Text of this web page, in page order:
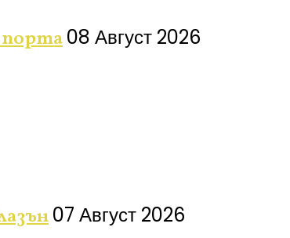
порта08 Август 2026
07 Август 2026